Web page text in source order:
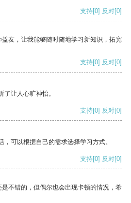
支持[0] 反对[0]
友，让我能够随时随地学习新知识，拓宽
支持[0] 反对[0]
让人心旷神怡。
支持[0] 反对[0]
可以根据自己的需求选择学习方式。
支持[0] 反对[0]
不错的，但偶尔也会出现卡顿的情况，希